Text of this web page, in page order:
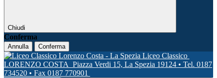
Chiudi
Conferma
Annulla Conferma
Liceo Classico
LORENZO COSTA Piazza Verdi 15, La Spezia 19124 • Tel. 0187
734520 • Fax 0187 770901